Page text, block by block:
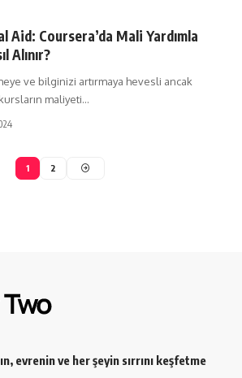
Aid: Coursera’da Mali Yardımla
Alınır?
ve bilginizi artırmaya hevesli ancak
maliyeti…
1 2
evrenin ve her şeyin sırrını keşfetme